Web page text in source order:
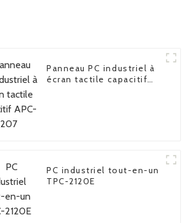
Panneau PC industriel à
écran tactile capacitif
PC industriel tout-en-un
TPC-2120E